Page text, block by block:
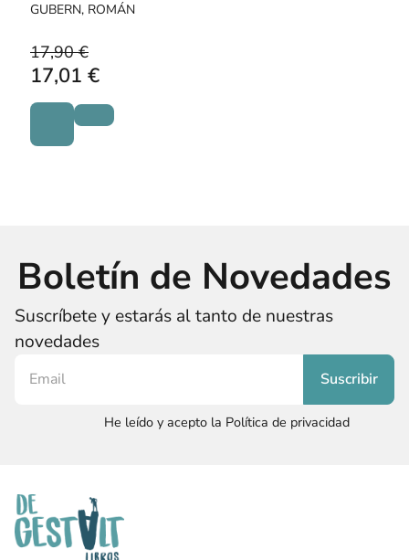
GUBERN, ROMÁN
17,90 €
17,01 €
Boletín de Novedades
Suscríbete y estarás al tanto de nuestras
novedades
He leído y acepto la Política de privacidad